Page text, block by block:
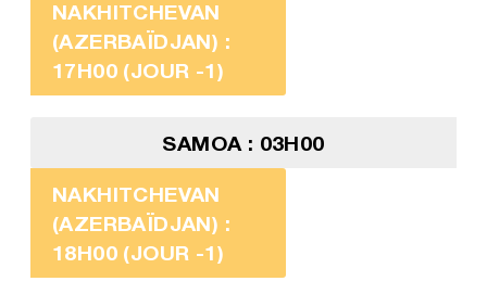
NAKHITCHEVAN
(AZERBAÏDJAN) :
17H00 (JOUR -1)
SAMOA : 03H00
NAKHITCHEVAN
(AZERBAÏDJAN) :
18H00 (JOUR -1)